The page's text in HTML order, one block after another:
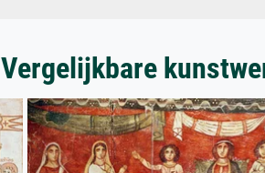
Vergelijkbare